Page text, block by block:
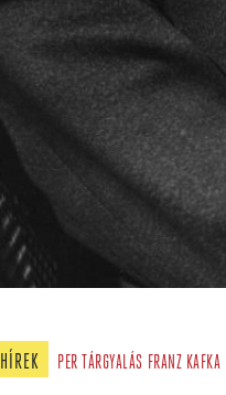
HÍREK PER TÁRGYALÁS FRANZ KAFKA